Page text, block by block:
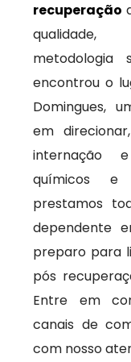
recuperação
qualidade,
metodologia
encontrou o
Domingues,
em
internação
químicos e
prestamos
dependente
preparo para
pós
Entre em
canais de
com nosso